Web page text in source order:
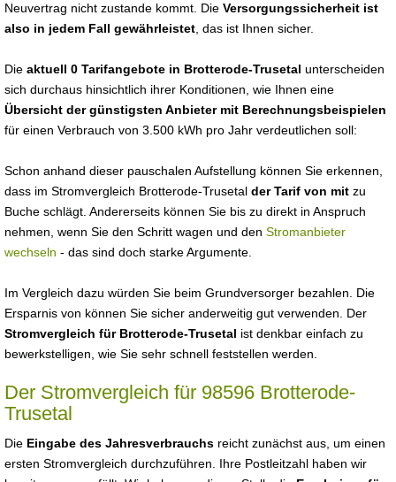
Neuvertrag nicht zustande kommt. Die Versorgungssicherheit ist
also in jedem Fall gewährleistet , das ist Ihnen sicher.
Die aktuell 0 Tarifangebote in Brotterode-Trusetal unterscheiden
sich durchaus hinsichtlich ihrer Konditionen, wie Ihnen eine
Übersicht der günstigsten Anbieter mit Berechnungsbeispielen
für einen Verbrauch von 3.500 kWh pro Jahr verdeutlichen soll:
Schon anhand dieser pauschalen Aufstellung können Sie erkennen,
dass im Stromvergleich Brotterode-Trusetal der Tarif von mit zu
Buche schlägt. Andererseits können Sie bis zu direkt in Anspruch
nehmen, wenn Sie den Schritt wagen und den Stromanbieter
wechseln - das sind doch starke Argumente.
Im Vergleich dazu würden Sie beim Grundversorger bezahlen. Die
Ersparnis von können Sie sicher anderweitig gut verwenden. Der
Stromvergleich für Brotterode-Trusetal ist denkbar einfach zu
bewerkstelligen, wie Sie sehr schnell feststellen werden.
Der Stromvergleich für 98596 Brotterode-
Trusetal
Die Eingabe des Jahresverbrauchs reicht zunächst aus, um einen
ersten Stromvergleich durchzuführen. Ihre Postleitzahl haben wir